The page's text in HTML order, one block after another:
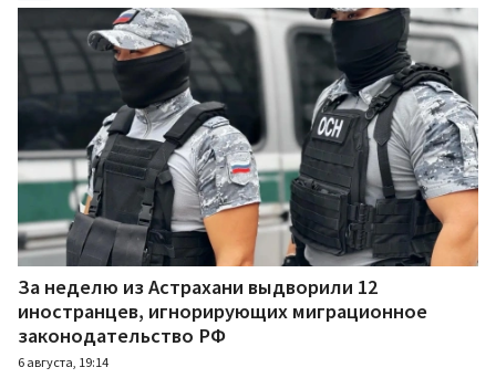
За неделю из Астрахани выдворили 12
иностранцев, игнорирующих миграционное
законодательство РФ
6 августа, 19:14